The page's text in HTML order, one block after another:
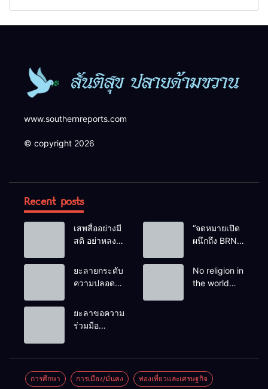
www.southernreports.com
© copyright 2026
Recent posts
เสพสื่ออย่างมี
สติ อย่าหลง
“จดหมายเปิด
ผนึกถึง BRN”
หยดน้ำตาของ
ครอบครัวครู
ยะลายกระดับ
ความปลอดภัย
คุ้มครองครู
เตือนเฝ้าระวัง
แกนนำสั่งการ
ขยายผลโจมตี
No religion in
the world
goal.
ยะลาขอความ
ร่วมมือ
บุคคลต้อง
การศึกษา การเมือง/มั่นคง ท่องเที่ยวและเศรษฐกิจ